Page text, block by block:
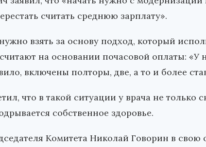
считать среднюю зарплату».
взять за основу подход, который
на основании почасовой оплаты: «У
включены полторы, две, а то и более
что в такой ситуации у врача не только
собственное здоровье.
Комитета Николай Говорин в свою